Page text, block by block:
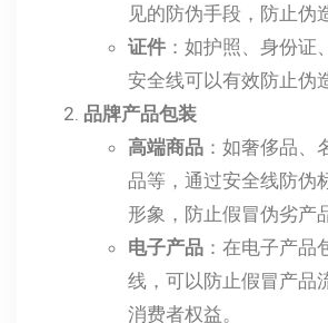
见的防伪手段，防止伪
证件 ：如护照、身份证
安全线可以有效防止伪
品牌产品包装
高端商品 ：如奢侈品、
品等，通过安全线防伪
形象，防止假冒伪劣产
电子产品 ：在电子产品
线，可以防止假冒产品
消费者权益。